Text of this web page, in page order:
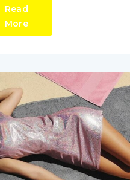
Read
More